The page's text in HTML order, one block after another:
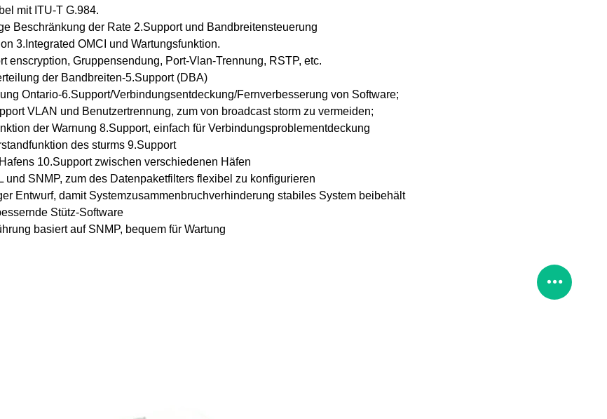
mit ITU-T G.984.
Beschränkung der Rate 2.Support und Bandbreitensteuerung
3.Integrated OMCI und Wartungsfunktion.
enscryption, Gruppensendung, Port-Vlan-Trennung, RSTP, etc.
der Bandbreiten-5.Support (DBA)
Ontario-6.Support/Verbindungsentdeckung/Fernverbesserung von Software;
VLAN und Benutzertrennung, zum von broadcast storm zu vermeiden;
der Warnung 8.Support, einfach für Verbindungsproblementdeckung
des sturms 9.Support
10.Support zwischen verschiedenen Häfen
und SNMP, zum des Datenpaketfilters flexibel zu konfigurieren
Entwurf, damit Systemzusammenbruchverhinderung stabiles System beibehält
Stütz-Software
basiert auf SNMP, bequem für Wartung